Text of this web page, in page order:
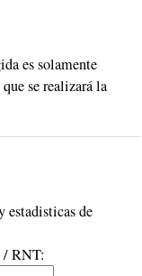
es solamente
se realizará la
estadisticas de
RNT: